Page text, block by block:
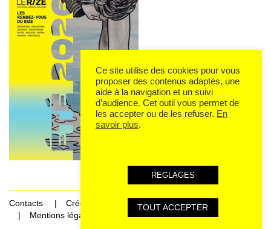
Contacts
Crédits
Mentions légales et données personnelles
Ce site utilise des cookies pour vous
proposer des contenus adaptés, une
aide à la navigation et un suivi
d’audience. Cet outil vous permet de
les accepter ou de les refuser. En
savoir plus.
REGLAGES
TOUT ACCEPTER